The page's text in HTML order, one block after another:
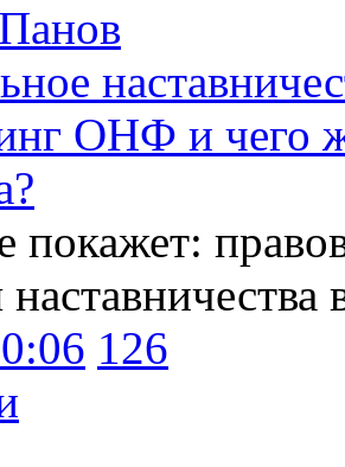
ОНФ и чего
покажет:
126